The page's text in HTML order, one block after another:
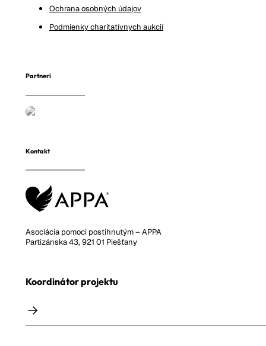
Ochrana osobných údajov
Podmienky charitatívnych aukcií
Partneri
Kontakt
Asociácia pomoci postihnutým – APPA
Partizánska 43, 921 01 Piešťany
Koordinátor projektu